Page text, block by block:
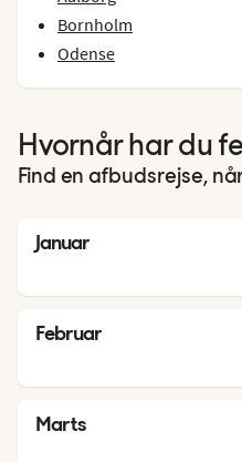
Bornholm
Odense
Hvornår har du
Find en afbudsrejse,
Januar
Februar
Marts